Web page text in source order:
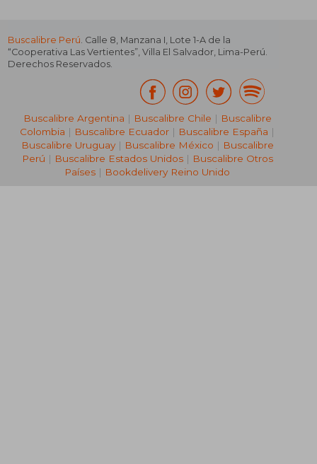
Buscalibre Perú. Calle 8, Manzana I, Lote 1-A de la
“Cooperativa Las Vertientes”, Villa El Salvador, Lima-Perú.
Derechos Reservados.
Buscalibre Argentina | Buscalibre Chile | Buscalibre
Colombia | Buscalibre Ecuador | Buscalibre España |
Buscalibre Uruguay| Buscalibre México | Buscalibre
Perú | Buscalibre Estados Unidos| Buscalibre Otros
Países | Bookdelivery Reino Unido